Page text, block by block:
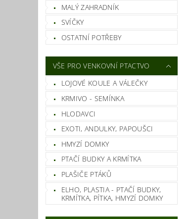
MALÝ ZAHRADNÍK
SVÍČKY
OSTATNÍ POTŘEBY
VŠE PRO VENKOVNÍ PTACTVO
LOJOVÉ KOULE A VÁLEČKY
KRMIVO - SEMÍNKA
HLODAVCI
EXOTI, ANDULKY, PAPOUŠCI
HMYZÍ DOMKY
PTAČÍ BUDKY A KRMÍTKA
PLAŠIČE PTÁKŮ
ELHO, PLASTIA - PTAČÍ BUDKY,
KRMÍTKA, PÍTKA, HMYZÍ DOMKY